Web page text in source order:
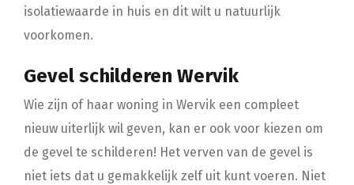
isolatiewaarde in huis en dit wilt u natuurlijk
voorkomen.
Gevel schilderen Wervik
Wie zijn of haar woning in Wervik een compleet
nieuw uiterlijk wil geven, kan er ook voor kiezen om
de gevel te schilderen! Het verven van de gevel is
niet iets dat u gemakkelijk zelf uit kunt voeren. Niet